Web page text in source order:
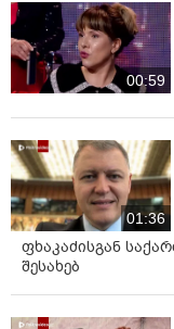
00:59
01:36
ფხაკაძისგან
შესახებ